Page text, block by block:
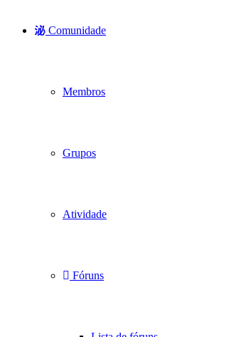
Comunidade
Membros
Grupos
Atividade
Fóruns